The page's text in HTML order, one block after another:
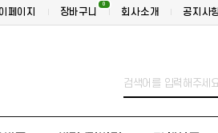
페이지 장바구니
0
회사소개 공지사